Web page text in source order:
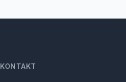
KONTAKT